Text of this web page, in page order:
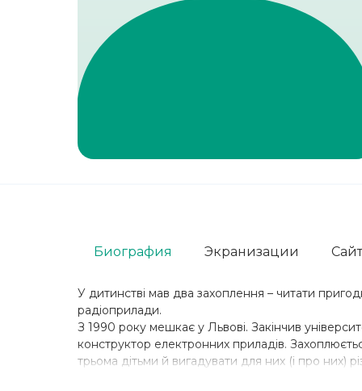
У дитинстві мав два захоплення – читати
радіоприлади.
З 1990 року мешкає у Львові. Закінчив
конструктор електронних приладів.
трьома дiтьми й вигадувати для них (i про них)
Биография Экранизации